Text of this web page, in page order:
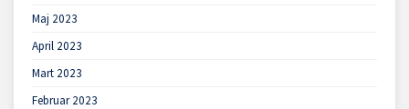
Maj 2023
April 2023
Mart 2023
Februar 2023